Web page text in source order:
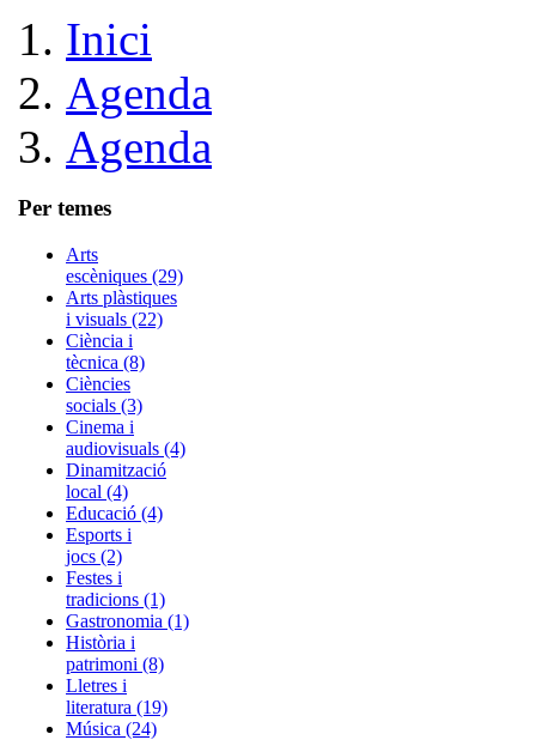
Inici
Agenda
Agenda
Per temes
Arts
escèniques (29)
Arts plàstiques
i visuals (22)
Ciència i
tècnica (8)
Ciències
socials (3)
Cinema i
audiovisuals (4)
Dinamització
local (4)
Educació (4)
Esports i
jocs (2)
Festes i
tradicions (1)
Gastronomia (1)
Història i
patrimoni (8)
Lletres i
literatura (19)
Música (24)